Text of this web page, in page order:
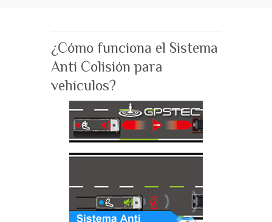
¿Cómo funciona el Sistema
Anti Colisión para
vehículos?